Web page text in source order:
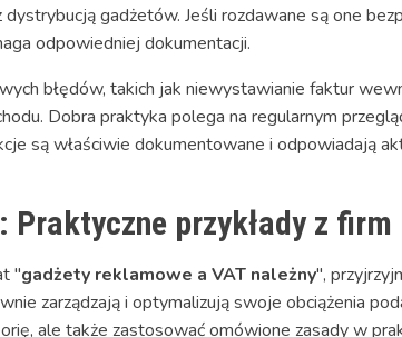
gadżetów. Jeśli rozdawane są one
odpowiedniej dokumentacji.
błędów, takich jak niewystawianie faktur
Dobra praktyka polega na regularnym
są właściwie dokumentowane i odpowiadają
Praktyczne przykłady z firm
"gadżety reklamowe a VAT należny",
zarządzają i optymalizują swoje obciążenia
ale także zastosować omówione zasady w